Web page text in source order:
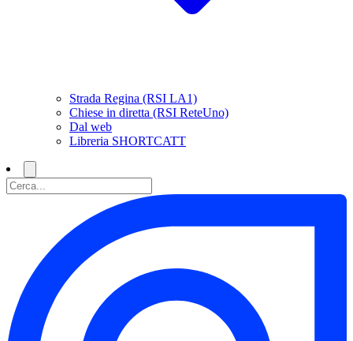
Strada Regina (RSI LA1)
Chiese in diretta (RSI ReteUno)
Dal web
Libreria SHORTCATT